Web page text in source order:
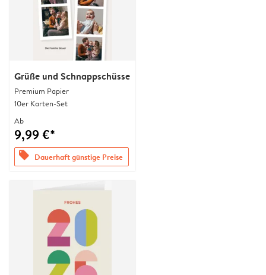
Grüße und Schnappschüsse
Premium Papier
10er Karten-Set
Ab
9,99 €*
offers Dauerhaft günstige Preise